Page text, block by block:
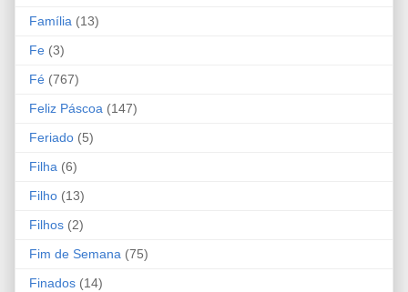
Família (13)
Fe (3)
Fé (767)
Feliz Páscoa (147)
Feriado (5)
Filha (6)
Filho (13)
Filhos (2)
Fim de Semana (75)
Finados (14)